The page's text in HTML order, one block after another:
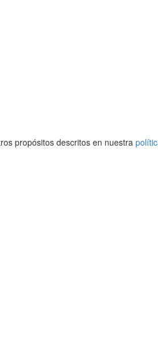
propósitos descritos en nuestra